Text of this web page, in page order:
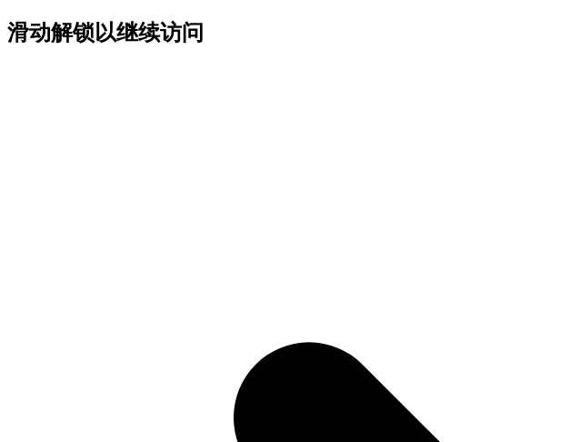
滑动解锁以继续访问